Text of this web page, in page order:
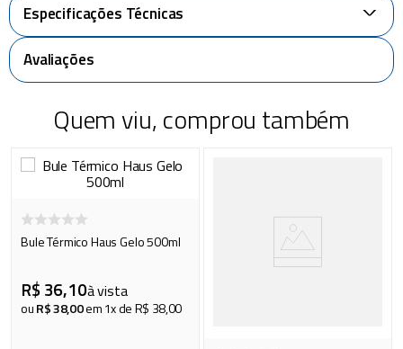
Especificações Técnicas
+
Avaliações
Quem viu, comprou também
Bule Térmico Haus Gelo 500ml
R$ 36,10à vista
ouR$38,00em1x deR$ 38,00